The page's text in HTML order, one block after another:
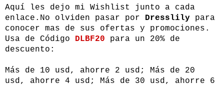
Aquí les dejo mi Wishlist junto a cada
enlace.No olviden pasar por Dresslily para
conocer mas de sus ofertas y promociones.
Usa de Código DLBF20 para un 20% de
descuento:
Más de 10 usd, ahorre 2 usd; Más de 20
usd, ahorre 4 usd; Más de 30 usd, ahorre 6